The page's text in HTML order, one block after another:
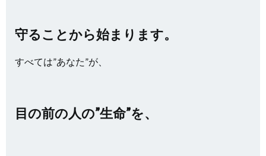
守ることから始まります。
すべては”あなた”が、
目の前の人の”生命”を、